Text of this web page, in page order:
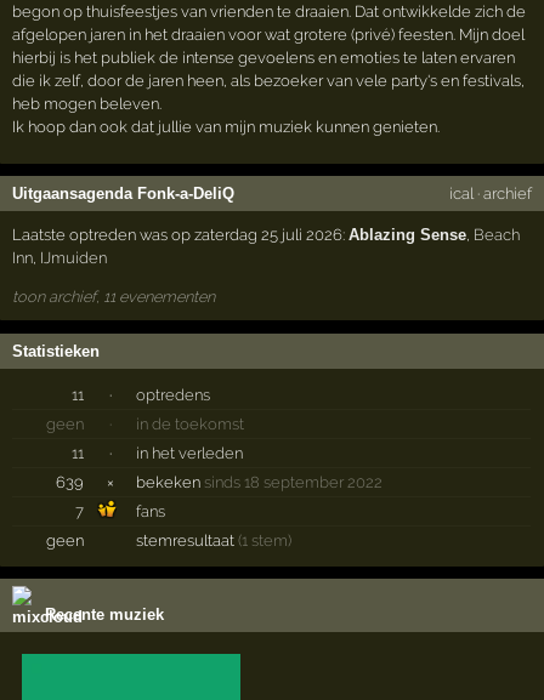
begon op thuisfeestjes van vrienden te draaien. Dat ontwikkelde zich de
afgelopen jaren in het draaien voor wat grotere (privé) feesten. Mijn doel
hierbij is het publiek de intense gevoelens en emoties te laten ervaren
die ik zelf, door de jaren heen, als bezoeker van vele party's en festivals,
heb mogen beleven.
Ik hoop dan ook dat jullie van mijn muziek kunnen genieten.
Uitgaansagenda Fonk-a-DeliQ ical · archief
Laatste optreden was op zaterdag 25 juli 2026:Ablazing Sense, Beach
Inn, IJmuiden
toon archief, 11 evenementen
Statistieken
11 ·
optredens
geen
·
in de toekomst
11
·
in het verleden
639
× bekeken sinds 18 september 2022
7
fans
geen
stemresultaat(1 stem)
Recente muziek